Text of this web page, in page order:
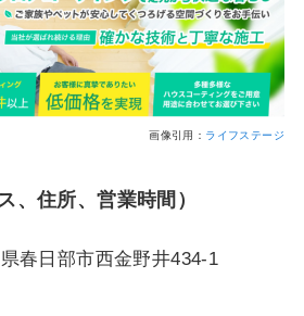
画像引用： ライフステージ
、住所、営業時間）
春日部市西金野井434-1